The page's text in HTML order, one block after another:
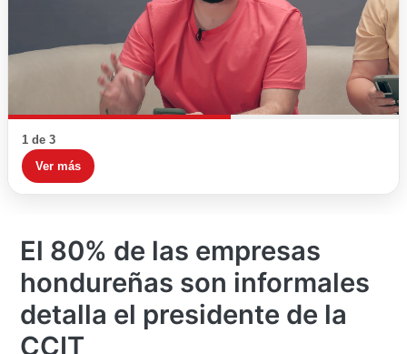
1 de 3
Ver más
El 80% de las empresas
hondureñas son informales
detalla el presidente de la
CCIT